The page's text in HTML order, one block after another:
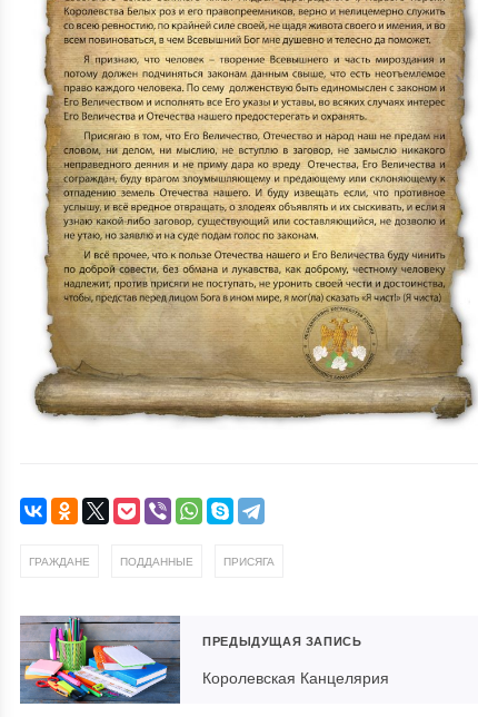
ГРАЖДАНЕ ПОДДАННЫЕ ПРИСЯГА
ПРЕДЫДУЩАЯ ЗАПИСЬ
Королевская Канцелярия